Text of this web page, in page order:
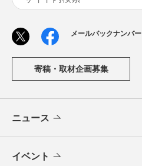
メールバックナンバー
寄稿・取材企画募集
ニュース
イベント